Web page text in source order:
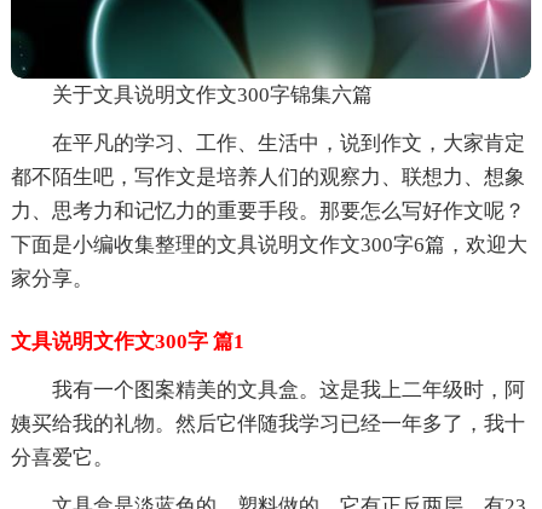
关于文具说明文作文300字锦集六篇
在平凡的学习、工作、生活中，说到作文，大家肯定
都不陌生吧，写作文是培养人们的观察力、联想力、想象
力、思考力和记忆力的重要手段。那要怎么写好作文呢？
下面是小编收集整理的文具说明文作文300字6篇，欢迎大
家分享。
文具说明文作文300字 篇1
我有一个图案精美的文具盒。这是我上二年级时，阿
姨买给我的礼物。然后它伴随我学习已经一年多了，我十
分喜爱它。